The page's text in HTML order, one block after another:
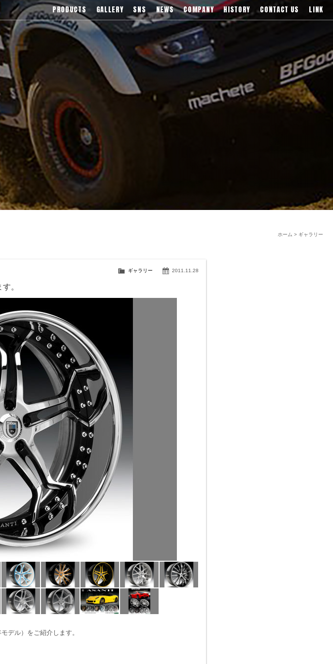
ァレスト)などブランドアルミホイールの販売、輸入総代理店
PRODUCTS GALLERY SNS NEWS COMPANY HISTORY CONTACT US LINK
ギャラリー
ホーム >
2011.11.28
ギャラリー
。
デル）をご紹介します。